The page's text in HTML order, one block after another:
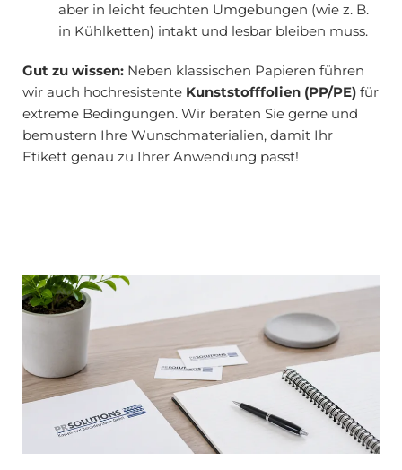
aber in leicht feuchten Umgebungen (wie z. B.
in Kühlketten) intakt und lesbar bleiben muss.
Gut zu wissen: Neben klassischen Papieren führen
wir auch hochresistente Kunststofffolien (PP/PE) für
extreme Bedingungen. Wir beraten Sie gerne und
bemustern Ihre Wunschmaterialien, damit Ihr
Etikett genau zu Ihrer Anwendung passt!